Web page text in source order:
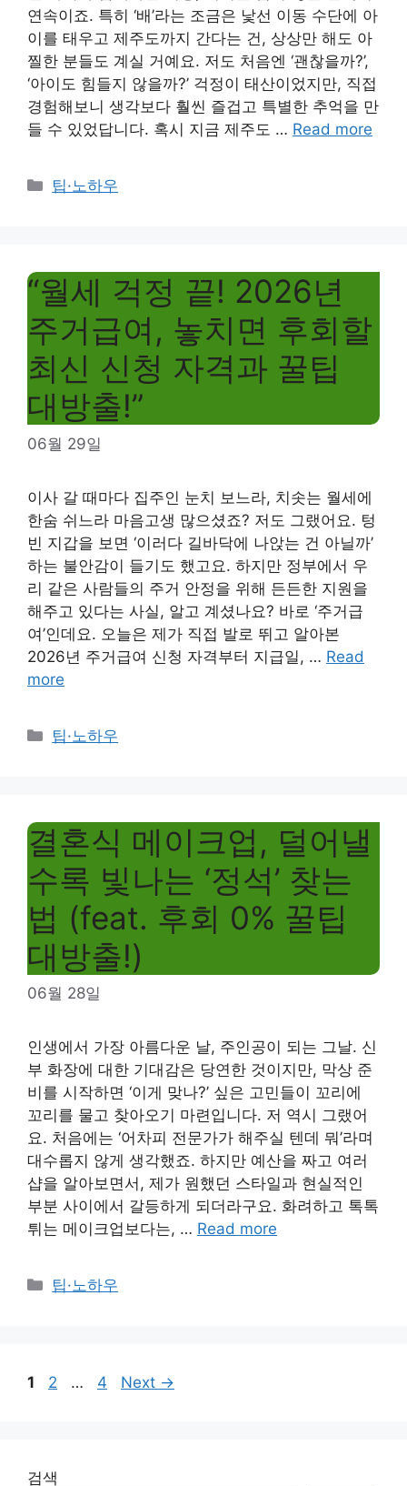
연속이죠. 특히 ‘배’라는 조금은 낯선 이동 수단에 아
이를 태우고 제주도까지 간다는 건, 상상만 해도 아
찔한 분들도 계실 거예요. 저도 처음엔 ‘괜찮을까?’,
‘아이도 힘들지 않을까?’ 걱정이 태산이었지만, 직접
경험해보니 생각보다 훨씬 즐겁고 특별한 추억을 만
들 수 있었답니다. 혹시 지금 제주도 … Read more
Categories
팁·노하우
“월세 걱정 끝! 2026년
주거급여, 놓치면 후회할
최신 신청 자격과 꿀팁
대방출!”
06월 29일
이사 갈 때마다 집주인 눈치 보느라, 치솟는 월세에
한숨 쉬느라 마음고생 많으셨죠? 저도 그랬어요. 텅
빈 지갑을 보면 ‘이러다 길바닥에 나앉는 건 아닐까’
하는 불안감이 들기도 했고요. 하지만 정부에서 우
리 같은 사람들의 주거 안정을 위해 든든한 지원을
해주고 있다는 사실, 알고 계셨나요? 바로 ‘주거급
여’인데요. 오늘은 제가 직접 발로 뛰고 알아본
2026년 주거급여 신청 자격부터 지급일, … Read
more
Categories
팁·노하우
결혼식 메이크업, 덜어낼
수록 빛나는 ‘정석’ 찾는
법 (feat. 후회 0% 꿀팁
대방출!)
06월 28일
인생에서 가장 아름다운 날, 주인공이 되는 그날. 신
부 화장에 대한 기대감은 당연한 것이지만, 막상 준
비를 시작하면 ‘이게 맞나?’ 싶은 고민들이 꼬리에
꼬리를 물고 찾아오기 마련입니다. 저 역시 그랬어
요. 처음에는 ‘어차피 전문가가 해주실 텐데 뭐’라며
대수롭지 않게 생각했죠. 하지만 예산을 짜고 여러
샵을 알아보면서, 제가 원했던 스타일과 현실적인
부분 사이에서 갈등하게 되더라구요. 화려하고 톡톡
튀는 메이크업보다는, … Read more
Categories
팁·노하우
Page
1 Page
2 … Page
4 Next →
검색